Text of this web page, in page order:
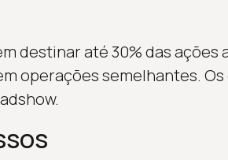
destinar até 30% das ações
operações semelhantes.